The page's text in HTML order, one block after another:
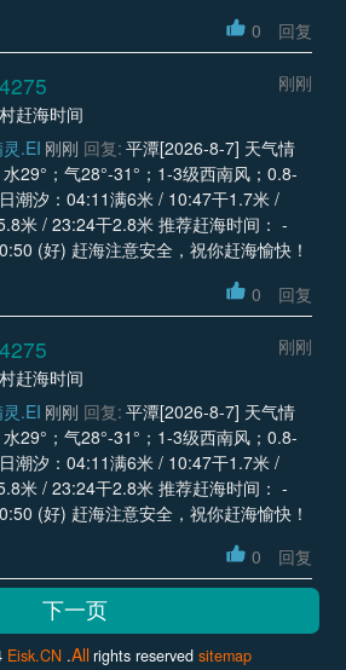
0 回复
刚刚
赶海时间
.EI 刚刚 回复: 平潭[2026-8-7] 天气情
29°；气28°-31°；1-3级西南风；0.8-
潮汐：04:11满6米 / 10:47干1.7米 /
米 / 23:24干2.8米 推荐赶海时间： -
(好) 赶海注意安全，祝你赶海愉快！
0 回复
刚刚
赶海时间
.EI 刚刚 回复: 平潭[2026-8-7] 天气情
29°；气28°-31°；1-3级西南风；0.8-
潮汐：04:11满6米 / 10:47干1.7米 /
米 / 23:24干2.8米 推荐赶海时间： -
(好) 赶海注意安全，祝你赶海愉快！
0 回复
Eisk.CN .Allrights reservedsitemap